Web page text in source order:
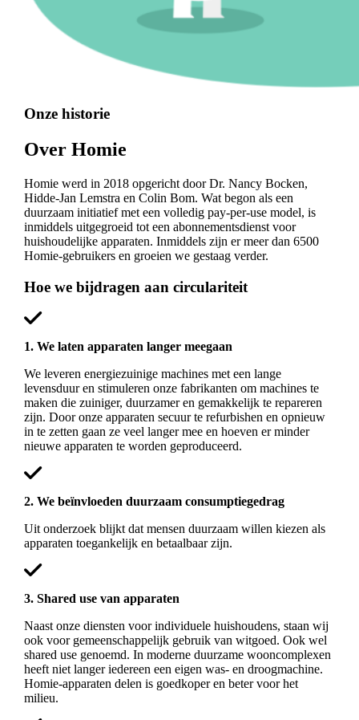
Onze historie
Over Homie
Homie werd in 2018 opgericht door Dr. Nancy Bocken,
Hidde-Jan Lemstra en Colin Bom. Wat begon als een
duurzaam initiatief met een volledig pay-per-use model, is
inmiddels uitgegroeid tot een abonnementsdienst voor
huishoudelijke apparaten. Inmiddels zijn er meer dan 6500
Homie-gebruikers en groeien we gestaag verder.
Hoe we bijdragen aan circulariteit
1. We laten apparaten langer meegaan
We leveren energiezuinige machines met een lange
levensduur en stimuleren onze fabrikanten om machines te
maken die zuiniger, duurzamer en gemakkelijk te repareren
zijn. Door onze apparaten secuur te refurbishen en opnieuw
in te zetten gaan ze veel langer mee en hoeven er minder
nieuwe apparaten te worden geproduceerd.
2. We beïnvloeden duurzaam consumptiegedrag
Uit onderzoek blijkt dat mensen duurzaam willen kiezen als
apparaten toegankelijk en betaalbaar zijn.
3. Shared use van apparaten
Naast onze diensten voor individuele huishoudens, staan wij
ook voor gemeenschappelijk gebruik van witgoed. Ook wel
shared use genoemd. In moderne duurzame wooncomplexen
heeft niet langer iedereen een eigen was- en droogmachine.
Homie-apparaten delen is goedkoper en beter voor het
milieu.